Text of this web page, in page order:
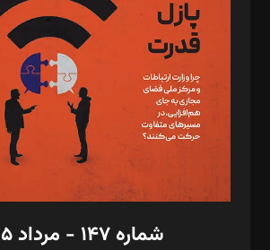
مصطفی مسجدی آرانی، ابوالفضل رجبی، زهرا فکرانه،
رستمی،مصطفی باستان
ویرایش: نگار استاد‌‌آقا
طراح یونیفرم: مجید توکلی
فیلمبرداری و عکاسی: امیر شفیعی، مانی لطفی زاده
گرافیک و صفحه‌آرایی: سید‌سبحان‌علی ثابت
مد‌یر توسعه تجاری: کامبیز برید‌
امور مالی: شاپور رهبری، محمد‌ کاظمی‌نیا
شماره ۱۴۷ - مرداد ۱۴۰۵